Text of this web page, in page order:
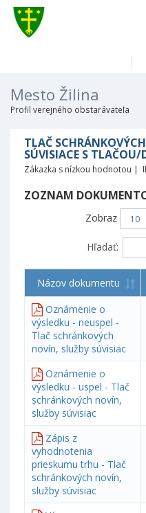
Mesto Žilina
Profil verejného obstarávateľa
TLAČ
SÚVISIACE S TLAČOU/
Zákazka s nízkou hodnotou |
ZOZNAM
Zobraz
Hľadať:
Názov dokumentu
Oznámenie o
výsledku - neuspel -
Tlač schránkových
novín, služby súvisiac
Oznámenie o
výsledku - uspel - Tlač
schránkových novín,
služby súvisiac
Zápis z
vyhodnotenia
prieskumu trhu - Tlač
schránkových novín,
služby súvisiac